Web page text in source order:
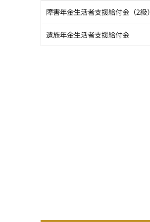
障害年金生活者支援給付金（2級）
遺族年金生活者支援給付金